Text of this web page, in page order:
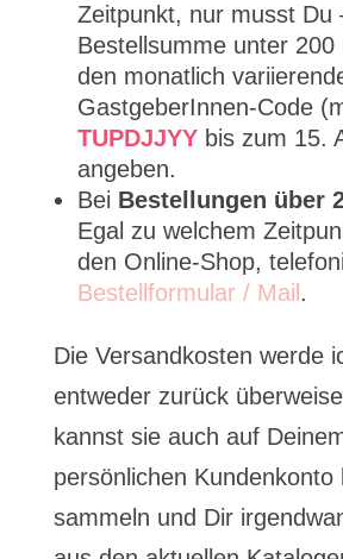
Zeitpunkt, nur musst Du
Bestellsumme unter 200
den monatlich
GastgeberInnen-Code
TUPDJJYYbis zum 15.
angeben.
Bei Bestellungen über
Egal zu welchem
den Online-Shop,
Bestellformular / Mail .
Die Versandkosten werde
entweder zurück
kannst sie auch auf
persönlichen Kundenkonto
sammeln und Dir